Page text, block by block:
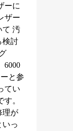
ーに
ザー
て 汚
検討
グ
6000
と参
てい
。
理が
いっ